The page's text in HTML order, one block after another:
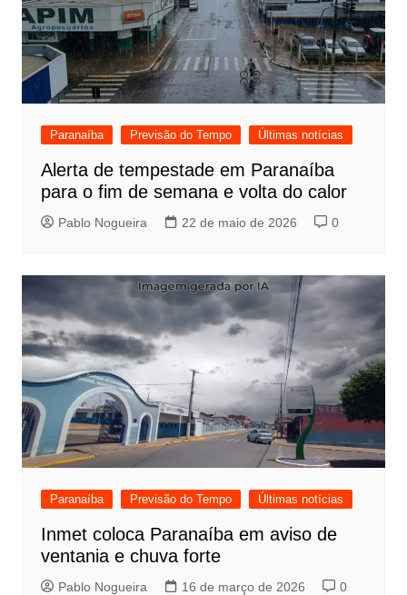
Paranaíba Previsão do Tempo Últimas notícias
Alerta de tempestade em Paranaíba
para o fim de semana e volta do calor
Pablo Nogueira 22 de maio de 2026 0
Paranaíba Previsão do Tempo Últimas notícias
Inmet coloca Paranaíba em aviso de
ventania e chuva forte
Pablo Nogueira 16 de março de 2026 0